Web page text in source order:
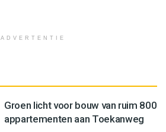
ADVERTENTIE
Groen licht voor bouw van ruim 800
appartementen aan Toekanweg